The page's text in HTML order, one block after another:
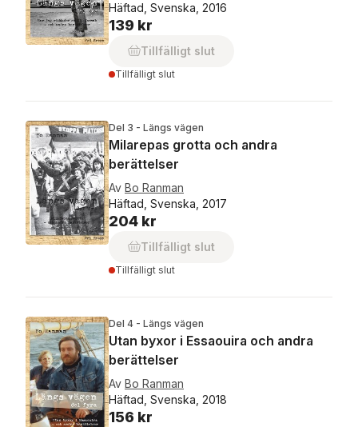
Häftad, Svenska, 2016
139 kr
Tillfälligt slut
Tillfälligt slut
Del 3 - Längs vägen
Milarepas grotta och andra
berättelser
Av Bo Ranman
Häftad, Svenska, 2017
204 kr
Tillfälligt slut
Tillfälligt slut
Del 4 - Längs vägen
Utan byxor i Essaouira och andra
berättelser
Av Bo Ranman
Häftad, Svenska, 2018
156 kr